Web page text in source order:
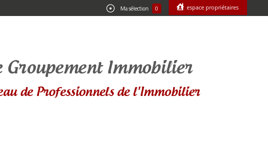
Ma sélection 0 espace propriétaires